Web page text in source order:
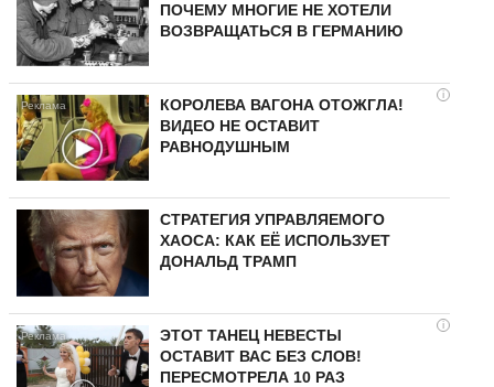
ПОЧЕМУ МНОГИЕ НЕ ХОТЕЛИ
ВОЗВРАЩАТЬСЯ В ГЕРМАНИЮ
i
КОРОЛЕВА ВАГОНА ОТОЖГЛА!
ВИДЕО НЕ ОСТАВИТ
РАВНОДУШНЫМ
СТРАТЕГИЯ УПРАВЛЯЕМОГО
ХАОСА: КАК ЕЁ ИСПОЛЬЗУЕТ
ДОНАЛЬД ТРАМП
i
ЭТОТ ТАНЕЦ НЕВЕСТЫ
ОСТАВИТ ВАС БЕЗ СЛОВ!
ПЕРЕСМОТРЕЛА 10 РАЗ